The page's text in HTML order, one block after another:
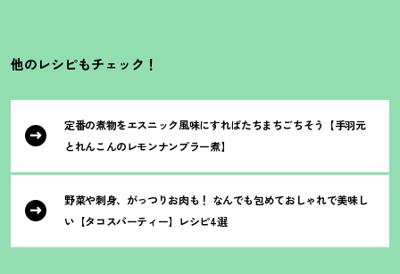
他のレシピもチェック ！
定番の煮物をエスニック風味にすればたちまちごちそう【手羽元
とれんこんのレモンナンプラー煮】
野菜や刺身、がっつりお肉も ！ なんでも包めておしゃれで美味し
い【タコスパーティー】レシピ4選